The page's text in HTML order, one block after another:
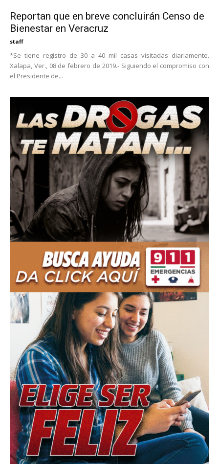
Reportan que en breve concluirán Censo de
Bienestar en Veracruz
staff
*Se tiene registro de 30 a 40 mil casas visitadas diariamente.
Xalapa, Ver., 08 de febrero de 2019.- Siguiendo el compromiso con
el Presidente de...